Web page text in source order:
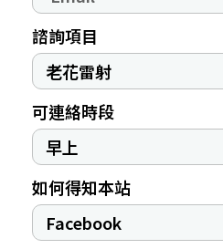
諮詢項目
可連絡時段
如何得知本站